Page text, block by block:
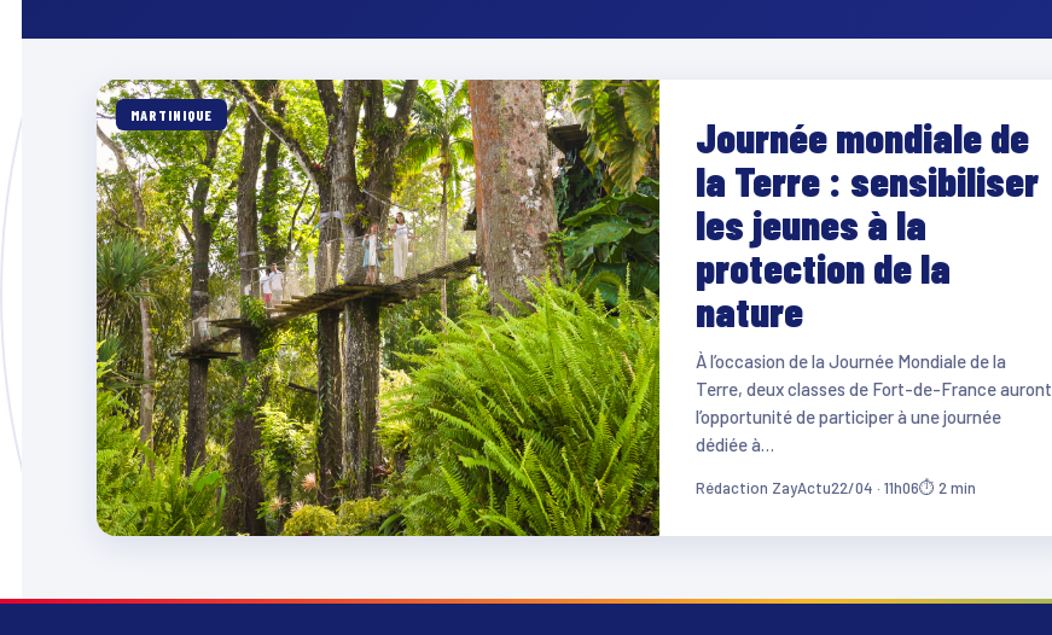
MARTINIQUE
Journée mondiale de
la Terre : sensibiliser
les jeunes à la
protection de la
nature
À l’occasion de la Journée Mondiale de la
Terre, deux classes de Fort-de-France auront
l’opportunité de participer à une journée
dédiée à…
Rédaction ZayActu22/04 · 11h06⏱ 2 min